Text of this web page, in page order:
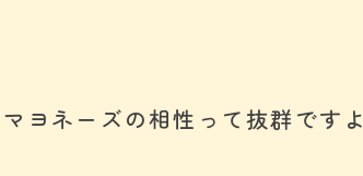
ヨネーズの相性って抜群ですよ